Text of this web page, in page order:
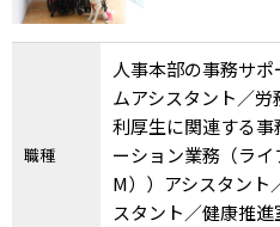
職種
人事本部の事務サ
ムアシスタント／
利厚生に関連する
ーション業務（ラ
M））アシスタント
スタント／健康推進